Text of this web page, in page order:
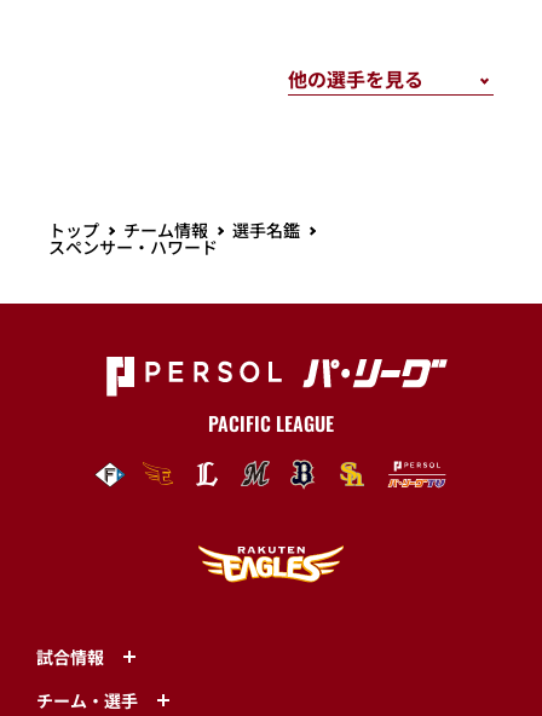
トップ チーム情報 選手名鑑
スペンサー・ハワード
PACIFIC LEAGUE
試合情報
チーム・選手